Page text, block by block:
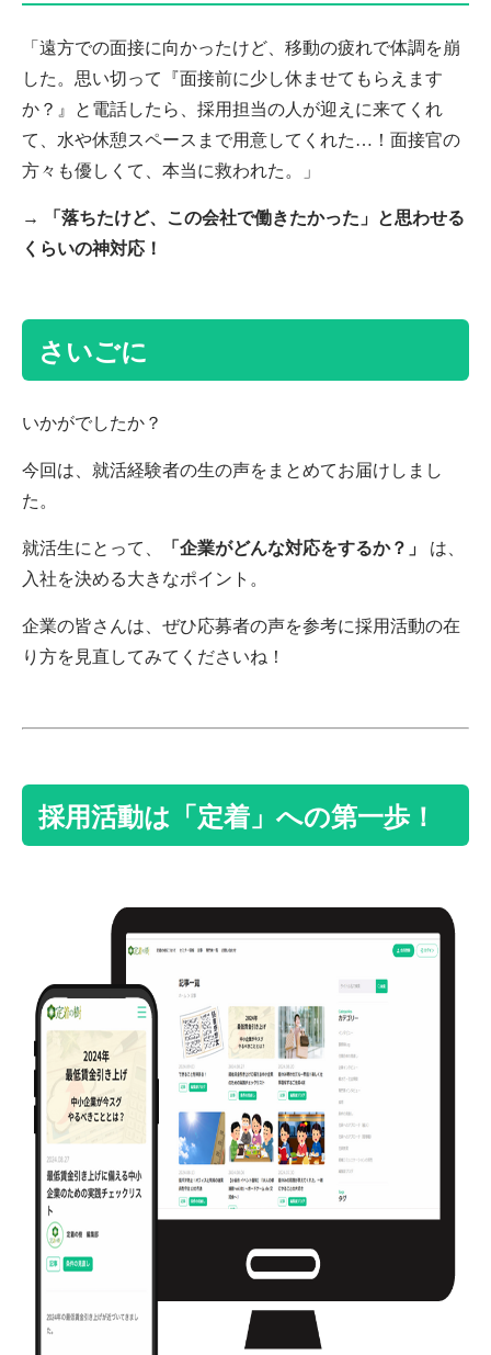
「遠方での面接に向かったけど、移動の疲れで体調を崩
した。思い切って『面接前に少し休ませてもらえます
か？』と電話したら、採用担当の人が迎えに来てくれ
て、水や休憩スペースまで用意してくれた…！面接官の
方々も優しくて、本当に救われた。」
→
「落ちたけど、この会社で働きたかった」と思わせる
くらいの神対応！
さいごに
いかがでしたか？
今回は、 就活経験者の生の声をまとめてお届けしまし
た。
就活生にとって、 「企業がどんな対応をするか？」
は、
入社を決める大きなポイント。
企業の皆さんは、ぜひ応募者の声を参考に採用活動の在
り方を見直してみてくださいね！
採用活動は「定着」への第一歩！